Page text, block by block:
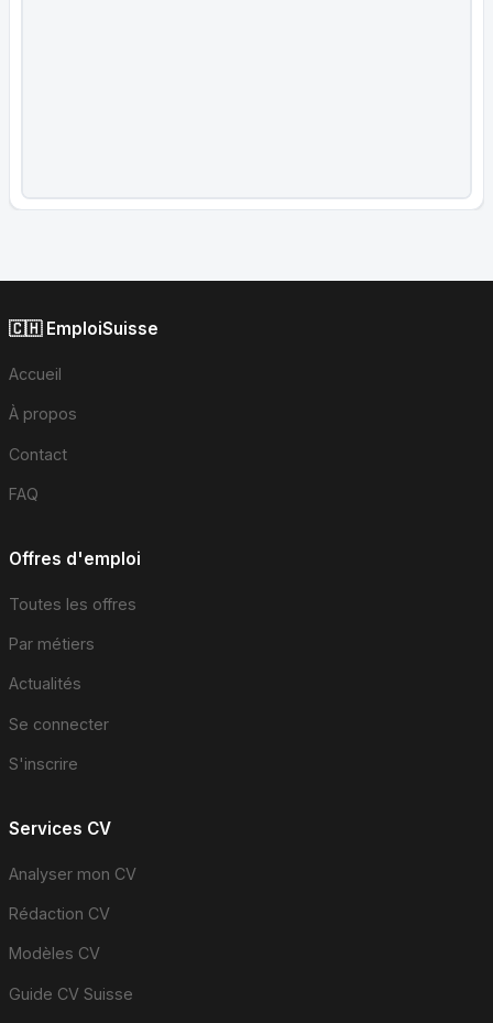
🇨🇭 EmploiSuisse
Accueil
À propos
Contact
FAQ
Offres d'emploi
Toutes les offres
Par métiers
Actualités
Se connecter
S'inscrire
Services CV
Analyser mon CV
Rédaction CV
Modèles CV
Guide CV Suisse